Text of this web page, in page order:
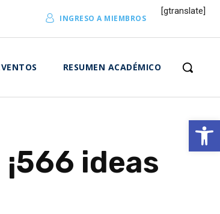
Abrir
INGRESO A MIEMBROS
[gtranslate]
RESUMEN ACADÉMICO
ideas